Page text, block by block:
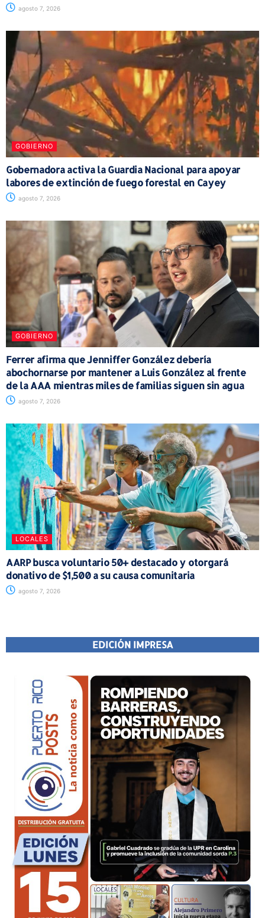
agosto 7, 2026
GOBIERNO
Gobernadora activa la Guardia Nacional para apoyar
labores de extinción de fuego forestal en Cayey
agosto 7, 2026
GOBIERNO
Ferrer afirma que Jenniffer González debería
abochornarse por mantener a Luis González al frente
de la AAA mientras miles de familias siguen sin agua
agosto 7, 2026
LOCALES
AARP busca voluntario 50+ destacado y otorgará
donativo de $1,500 a su causa comunitaria
agosto 7, 2026
EDICIÓN IMPRESA